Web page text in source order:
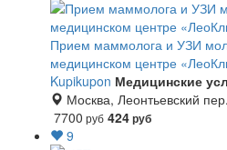
Прием маммолога и УЗИ
медицинском центре
Kupikupon Медицинские
Москва, Леонтьевский
7700 руб 424руб
9